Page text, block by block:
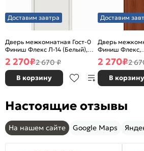
Доставим завтра
Дверь межкомнатная Гост-0
Финиш Флекс Л-14 (Белый),
глухая, каркасно-щитовая
2 270₽2 670 ₽
В корзину
Доставим
Дверь
Финиш Флекс,
(ИталОрех),
щитовая
2 270₽2
В корзину
Настоящие отзывы
На нашем сайте Google Maps